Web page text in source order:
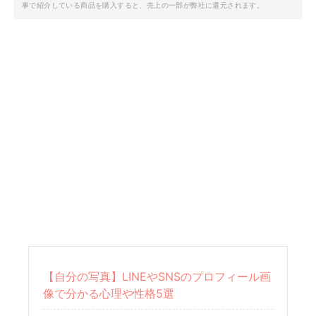
事で紹介している商品を購入すると、売上の一部が弊社に還元されます。
【自分の写真】LINEやSNSのプロフィール画
像で分かる心理や性格5選